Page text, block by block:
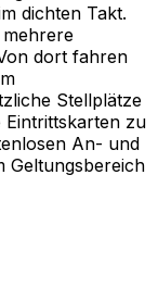
dichten Takt.
mehrere
dort fahren
Stellplätze
zu
An- und
Geltungsbereich